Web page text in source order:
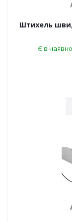
Штихель
Є в